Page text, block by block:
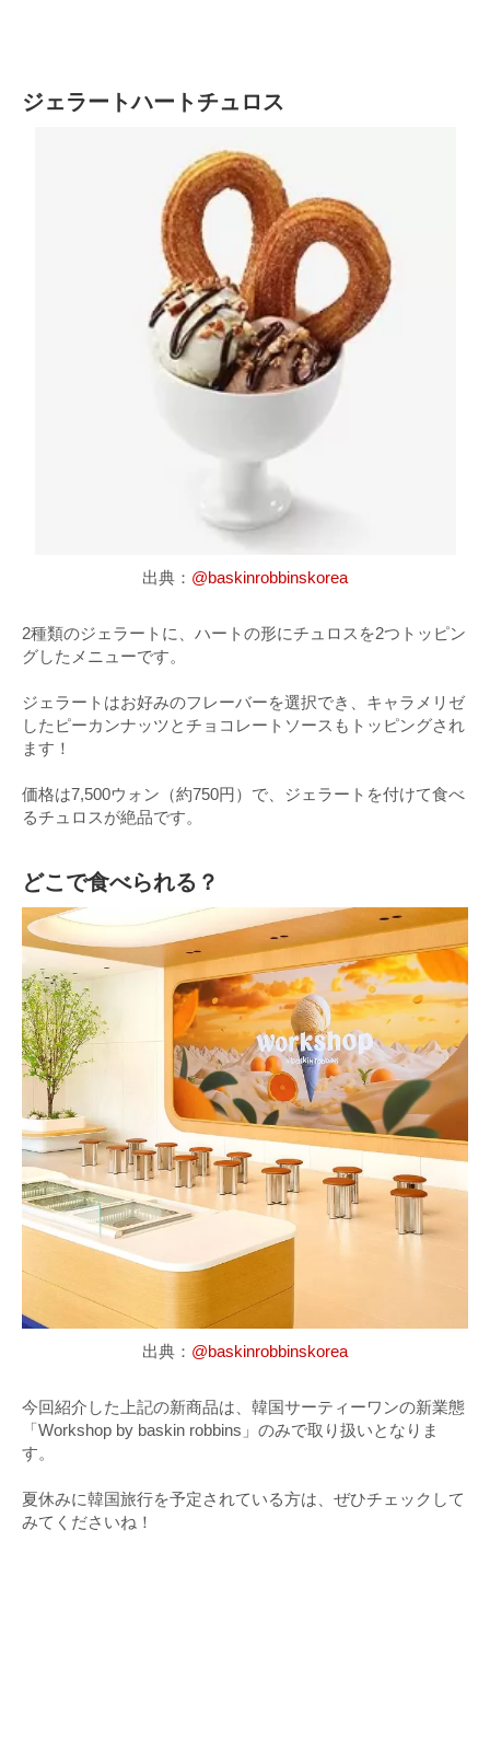
ジェラートハートチュロス
出典： @baskinrobbinskorea
2種類のジェラートに、ハートの形にチュロスを2つトッピン
グしたメニューです。
ジェラートはお好みのフレーバーを選択でき、キャラメリゼ
したピーカンナッツとチョコレートソースもトッピングされ
ます！
価格は7,500ウォン（約750円）で、ジェラートを付けて食べ
るチュロスが絶品です。
どこで食べられる？
出典： @baskinrobbinskorea
今回紹介した上記の新商品は、韓国サーティーワンの新業態
「Workshop by baskin robbins」のみで取り扱いとなりま
す。
夏休みに韓国旅行を予定されている方は、ぜひチェックして
みてくださいね！